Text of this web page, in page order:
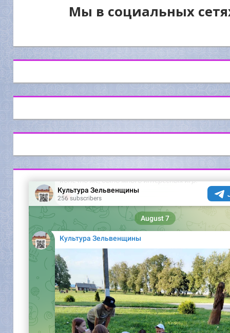
Мы в социальных